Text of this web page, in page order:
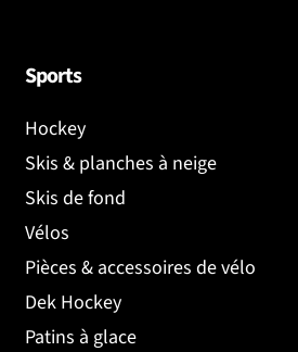
Sports
Hockey
Skis & planches à neige
Skis de fond
Vélos
Pièces & accessoires de vélo
Dek Hockey
Patins à glace